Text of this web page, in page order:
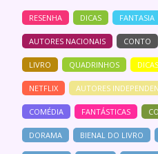
RESENHA DICAS FANTASIA
AUTORES NACIONAIS CONTO
LIVRO QUADRINHOS
NETFLIX AUTORES
COMÉDIA FANTÁSTICAS
DORAMA BIENAL DO LIVRO